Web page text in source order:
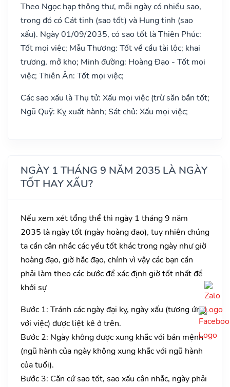
Theo Ngọc hạp thông thư, mỗi ngày có nhiều sao,
trong đó có Cát tinh (sao tốt) và Hung tinh (sao
xấu). Ngày 01/09/2035, có sao tốt là Thiên Phúc:
Tốt mọi việc; Mẫu Thương: Tốt về cầu tài lộc; khai
trương, mở kho; Minh đường: Hoàng Đạo - Tốt mọi
việc; Thiên Ân: Tốt mọi việc;
Các sao xấu là Thụ tử: Xấu mọi việc (trừ săn bắn tốt;
Ngũ Quỹ: Kỵ xuất hành; Sát chủ: Xấu mọi việc;
NGÀY 1 THÁNG 9 NĂM 2035 LÀ NGÀY
TỐT HAY XẤU?
Nếu xem xét tổng thể thì ngày 1 tháng 9 năm
2035 là ngày tốt (ngày hoàng đạo), tuy nhiên chúng
ta cần cân nhắc các yếu tốt khác trong ngày như giờ
hoàng đạo, giờ hắc đạo, chính vì vậy các bạn cần
phải làm theo các bước để xác định giờ tốt nhất để
khởi sự
Bước 1: Tránh các ngày đại kỵ, ngày xấu (tương ứng
với việc) được liệt kê ở trên.
Bước 2: Ngày không được xung khắc với bản mệnh
(ngũ hành của ngày không xung khắc với ngũ hành
của tuổi).
Bước 3: Căn cứ sao tốt, sao xấu cân nhắc, ngày phải